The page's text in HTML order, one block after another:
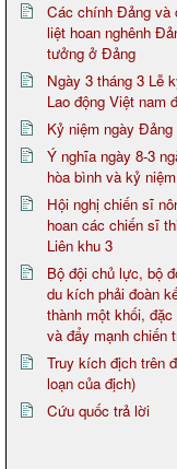
Các chính Đảng và
liệt hoan nghênh
tưởng ở Đảng
Ngày 3 tháng 3 Lễ
Lao động Việt nam
Kỷ niệm ngày
Ý nghĩa ngày 8-3
hòa bình và kỷ
Hội nghị chiến sĩ
hoan các chiến sĩ
Liên khu 3
Bộ đội chủ lực, bộ
du kích phải đoàn
thành một khối,
và đẩy mạnh chiến
Truy kích địch trên
loạn của địch)
Cứu quốc trả lời